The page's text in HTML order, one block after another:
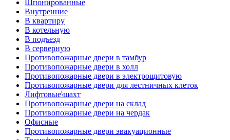
Шпонированные
Внутренние
В квартиру
В котельную
В подъезд
В серверную
Противопожарные двери в тамбур
Противопожарные двери в холл
Противопожарные двери в электрощитовую
Противопожарные двери для лестничных клеток
Лифтовые\шахт
Противопожарные двери на склад
Противопожарные двери на чердак
Офисные
Противопожарные двери эвакуационные